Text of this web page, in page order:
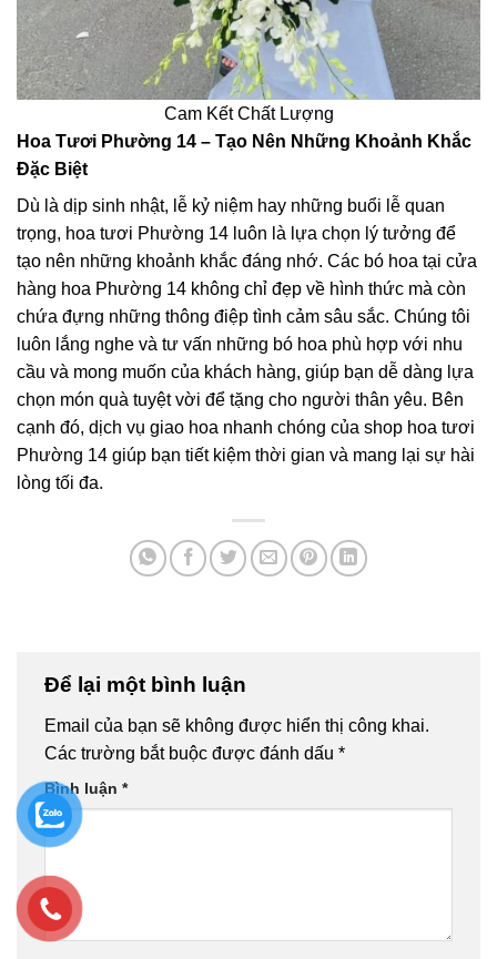
Cam Kết Chất Lượng
Hoa Tươi Phường 14 – Tạo Nên Những Khoảnh Khắc
Đặc Biệt
Dù là dịp sinh nhật, lễ kỷ niệm hay những buổi lễ quan
trọng, hoa tươi Phường 14 luôn là lựa chọn lý tưởng để
tạo nên những khoảnh khắc đáng nhớ. Các bó hoa tại cửa
hàng hoa Phường 14 không chỉ đẹp về hình thức mà còn
chứa đựng những thông điệp tình cảm sâu sắc. Chúng tôi
luôn lắng nghe và tư vấn những bó hoa phù hợp với nhu
cầu và mong muốn của khách hàng, giúp bạn dễ dàng lựa
chọn món quà tuyệt vời để tặng cho người thân yêu. Bên
cạnh đó, dịch vụ giao hoa nhanh chóng của shop hoa tươi
Phường 14 giúp bạn tiết kiệm thời gian và mang lại sự hài
lòng tối đa.
Để lại một bình luận
Email của bạn sẽ không được hiển thị công khai.
Các trường bắt buộc được đánh dấu *
Bình luận *